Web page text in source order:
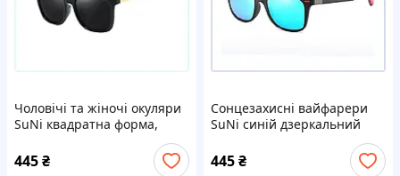
Чоловічі та жіночі окуляри
SuNi квадратна форма,
445₴
Сонцезахисні вайфарери
SuNi синій дзеркальний
445₴